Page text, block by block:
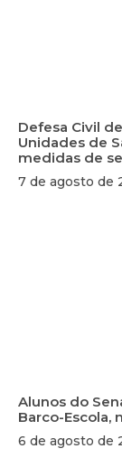
Defesa Civil
Unidades de
medidas de
7 de agosto de
Alunos do
Barco-Escola,
6 de agosto de